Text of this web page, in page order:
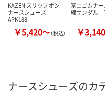
KAZEN スリップオン
ナースシューズ
APK188
￥5,420～（税込）
富士ゴムナ
線サンダル
￥
ナースシューズのカ